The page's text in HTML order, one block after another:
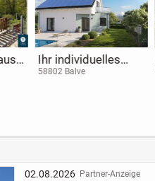
Soest | Attraktives
Mehrfamilienhaus
59494 Soest
02.08.2026 Partner-Anzeige